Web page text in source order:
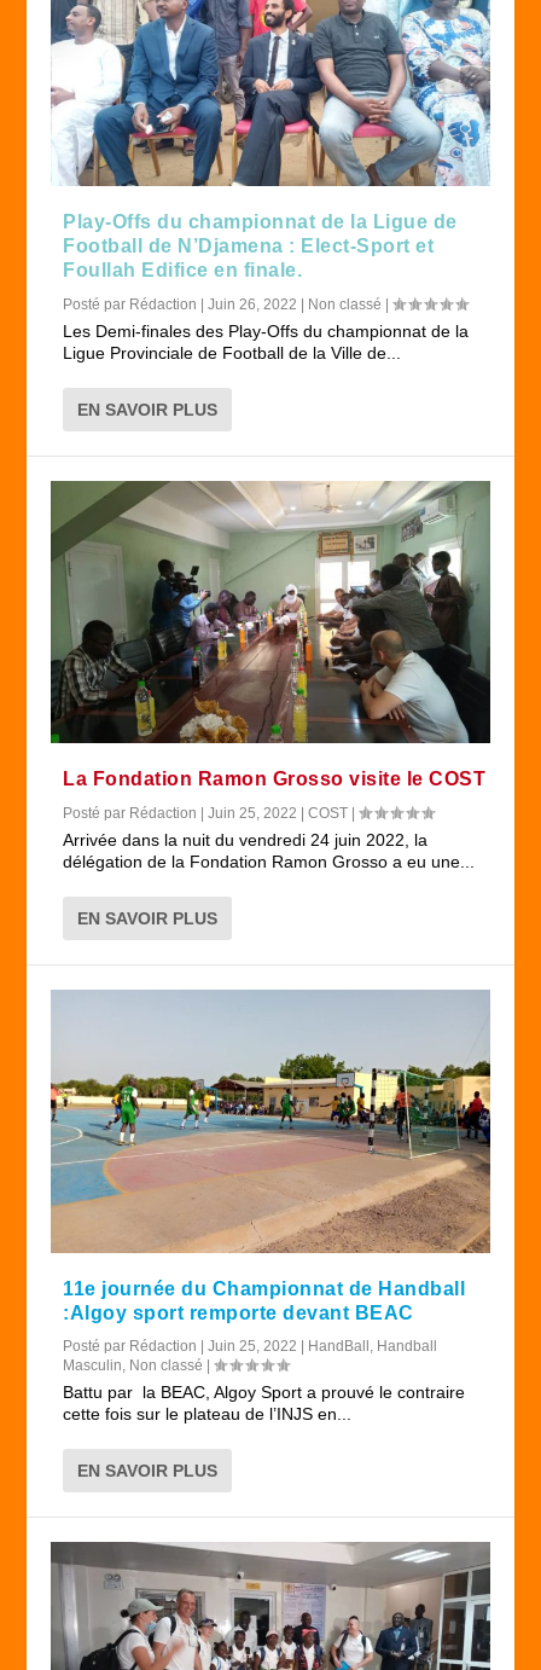
Play-Offs du championnat de la Ligue de
Football de N’Djamena : Elect-Sport et
Foullah Edifice en finale.
Posté par Rédaction |Juin 26, 2022 | Non classé |
Les Demi-finales des Play-Offs du championnat de la
Ligue Provinciale de Football de la Ville de...
EN SAVOIR PLUS
La Fondation Ramon Grosso visite le COST
Posté par Rédaction |Juin 25, 2022 |COST |
Arrivée dans la nuit du vendredi 24 juin 2022, la
délégation de la Fondation Ramon Grosso a eu une...
EN SAVOIR PLUS
11e journée du Championnat de Handball
:Algoy sport remporte devant BEAC
Posté par Rédaction |Juin 25, 2022 HandBall , Handball
Masculin, Non classé |
Battu par la BEAC, Algoy Sport a prouvé le contraire
cette fois sur le plateau de l’INJS en...
EN SAVOIR PLUS